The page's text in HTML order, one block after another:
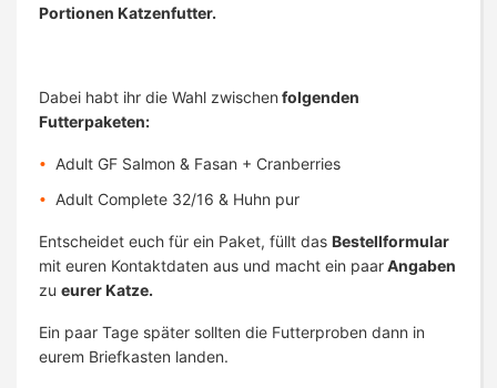
Portionen Katzenfutter.
Dabei habt ihr die Wahl zwischen folgenden
Futterpaketen:
Adult GF Salmon & Fasan + Cranberries
Adult Complete 32/16 & Huhn pur
Entscheidet euch für ein Paket, füllt das Bestellformular
mit euren Kontaktdaten aus und macht ein paarAngaben
zu eurer Katze.
Ein paar Tage später sollten die Futterproben dann in
eurem Briefkasten landen.